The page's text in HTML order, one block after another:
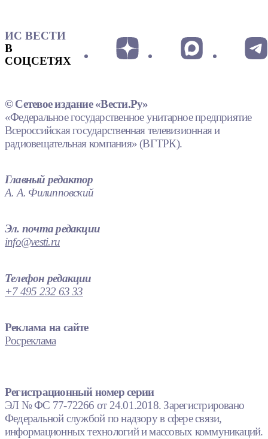
ИС ВЕСТИ
В
СОЦСЕТЯХ
© Сетевое издание «Вести.Ру»
«Федеральное государственное унитарное предприятие
Всероссийская государственная телевизионная и
радиовещательная компания» (ВГТРК).
Главный редактор
А. А. Филипповский
Эл. почта редакции
info@vesti.ru
Телефон редакции
+7 495 232 63 33
Реклама на сайте
Росреклама
Регистрационный номер серии
ЭЛ № ФС 77-72266 от 24.01.2018. Зарегистрировано
Федеральной службой по надзору в сфере связи,
информационных технологий и массовых коммуникаций.